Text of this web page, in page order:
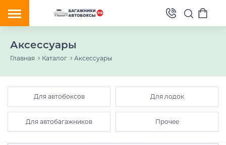
Аксессуары
Главная Каталог Аксессуары
Для автобоксов Для лодок
Для автобагажников Прочее